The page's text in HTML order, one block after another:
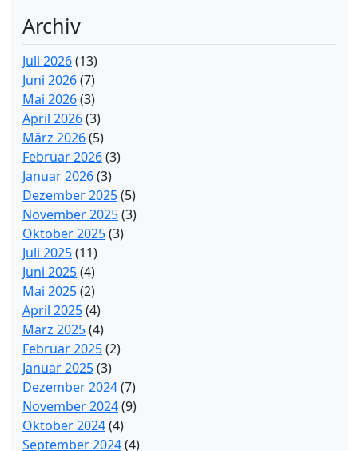
Archiv
Juli 2026(13)
Juni 2026(7)
Mai 2026(3)
April 2026(3)
März 2026(5)
Februar 2026(3)
Januar 2026(3)
Dezember 2025(5)
November 2025(3)
Oktober 2025(3)
Juli 2025(11)
Juni 2025(4)
Mai 2025(2)
April 2025(4)
März 2025(4)
Februar 2025(2)
Januar 2025(3)
Dezember 2024(7)
November 2024(9)
Oktober 2024(4)
September 2024(4)